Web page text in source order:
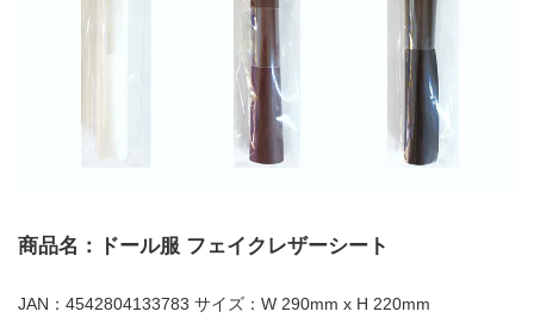
商品名：ドール服 フェイクレザーシート
JAN：4542804133783 サイズ：W 290mm x H 220mm